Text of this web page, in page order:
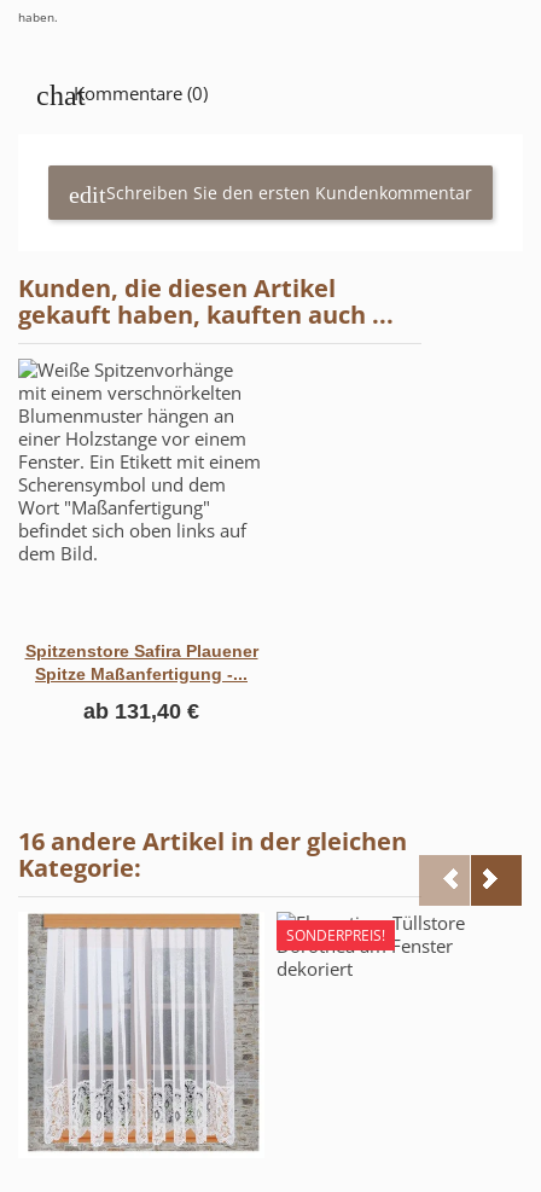
haben.
Kommentare (0)
Schreiben Sie den ersten Kundenkommentar
Kunden, die diesen Artikel
gekauft haben, kauften auch ...
Spitzenstore Safira Plauener
Spitze Maßanfertigung -...
ab 131,40 €
16 andere Artikel in der gleichen
Kategorie:
SONDERPREIS!